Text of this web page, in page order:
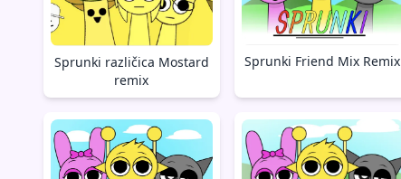
Sprunki različica Mostard
remix
Sprunki Friend Mix Remix